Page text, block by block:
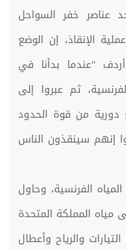
عناصر خفر السواحل
الإنقاذ، إن الوضع
"عندما بدأنا في
ثم عبروا إلى
دورية من قوة الحدود
إنهم سينقذون الناس
الفرنسية، وحاول
مياه المملكة المتحدة
والرياح وأعطال